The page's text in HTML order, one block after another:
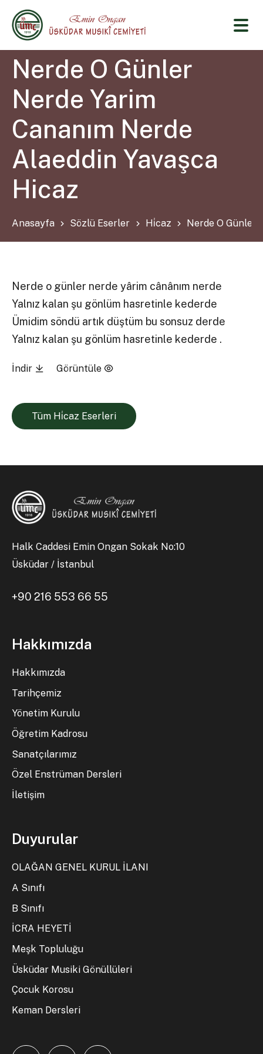
Nerde O Günler
Nerde Yarim
Cananım Nerde
Alaeddin Yavaşca
Hicaz
Anasayfa Sözlü Eserler Hi̇caz Nerde O Günler
Nerde o günler nerde yârim cânânım nerde
Yalnız kalan şu gönlüm hasretinle kederde
Ümidim söndü artık düştüm bu sonsuz derde
Yalnız kalan şu gönlüm hasretinle kederde .
İndir Görüntüle
Tüm Hi̇caz Eserleri
Halk Caddesi Emin Ongan Sokak No:10
Üsküdar / İstanbul
+90 216 553 66 55
Hakkımızda
Hakkımızda
Tarihçemiz
Yönetim Kurulu
Öğretim Kadrosu
Sanatçılarımız
Özel Enstrüman Dersleri
İletişim
Duyurular
OLAĞAN GENEL KURUL İLANI
A Sınıfı
B Sınıfı
İCRA HEYETİ
Meşk Topluluğu
Üsküdar Musiki Gönüllüleri
Çocuk Korosu
Keman Dersleri